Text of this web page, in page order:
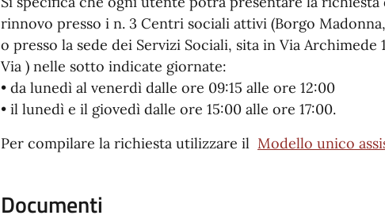
rinnovo presso i n. 3 Centri sociali attivi (Borgo
o presso la sede dei Servizi Sociali, sita in Via Archimede
Via ) nelle sotto indicate giornate:
• da lunedì al venerdì dalle ore 09:15 alle ore 12:00
• il lunedì e il giovedì dalle ore 15:00 alle ore 17:00.
Per compilare la richiesta utilizzare il Modello unico
Documenti